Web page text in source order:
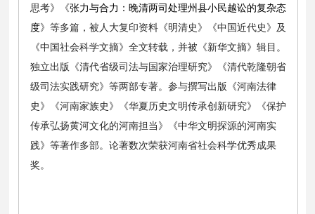
思考》《张力与合力：晚清两司处理州县小民越讼的复杂态
度》等多篇，被人大复印资料《明清史》《中国近代史》及
《中国社会科学文摘》全文转载，并被《新华文摘》辑目。
独立出版《清代省级司法与国家治理研究》《清代乾隆朝省
级司法实践研究》等两部专著。参与撰写出版《河南法律
史》《河南家族史》《华夏历史文明传承创新研究》《保护
传承弘扬黄河文化的河南担当》《中华文明探源的河南实
践》等著作多部。论著数次荣获河南省社会科学优秀成果
奖。